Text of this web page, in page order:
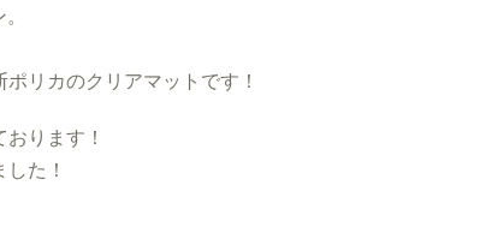
リカのクリアマットです！
ります！
た！